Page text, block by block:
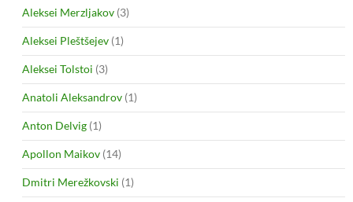
Aleksei Merzljakov (3)
Aleksei Pleštšejev (1)
Aleksei Tolstoi (3)
Anatoli Aleksandrov (1)
Anton Delvig (1)
Apollon Maikov (14)
Dmitri Merežkovski (1)